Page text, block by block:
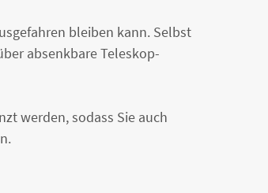
bleiben kann. Selbst
absenkbare Teleskop-
werden, sodass Sie auch